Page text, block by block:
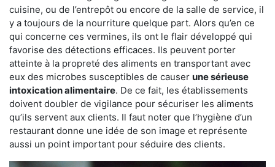
cuisine, ou de l’entrepôt ou encore de la salle de service, il
y a toujours de la nourriture quelque part. Alors qu’en ce
qui concerne ces vermines, ils ont le flair développé qui
favorise des détections efficaces. Ils peuvent porter
atteinte à la propreté des aliments en transportant avec
eux des microbes susceptibles de causer une sérieuse
intoxication alimentaire. De ce fait, les établissements
doivent doubler de vigilance pour sécuriser les aliments
qu’ils servent aux clients. Il faut noter que l’hygiène d’un
restaurant donne une idée de son image et représente
aussi un point important pour séduire des clients.